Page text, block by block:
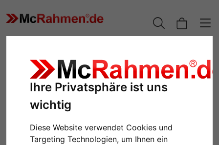
Ihre Privatsphäre ist uns
wichtig
Diese Website verwendet Cookies und
Targeting Technologien, um Ihnen ein